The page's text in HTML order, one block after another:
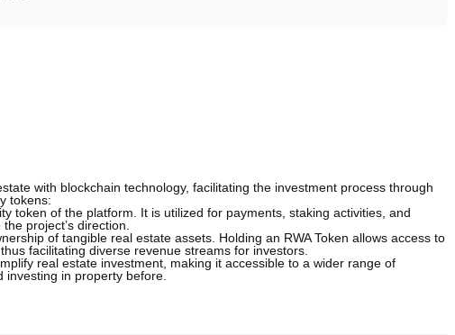
with blockchain technology, facilitating the investment process through
tokens:
token of the platform. It is utilized for payments, staking activities, and
project’s direction.
of tangible real estate assets. Holding an RWA Token allows access to
facilitating diverse revenue streams for investors.
real estate investment, making it accessible to a wider range of
in property before.